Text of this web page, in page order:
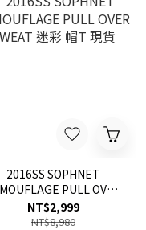
2016SS SOPHNET
PULL OVER
SWEAT 迷彩 帽T 現貨
NT$2,999
NT$8,980